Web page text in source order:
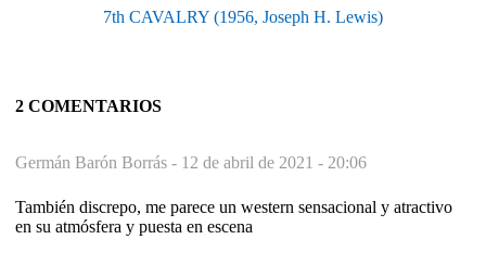
7th CAVALRY (1956, Joseph H. Lewis)
2 COMENTARIOS
Germán Barón Borrás - 12 de abril de 2021 - 20:06
También discrepo, me parece un western sensacional y atractivo
en su atmósfera y puesta en escena